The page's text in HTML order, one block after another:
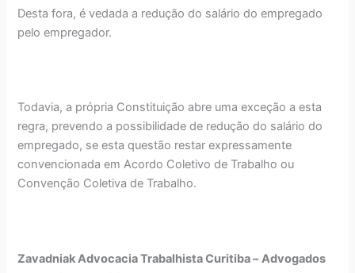
Desta fora, é vedada a redução do salário do empregado
pelo empregador.
Todavia, a própria Constituição abre uma exceção a esta
regra, prevendo a possibilidade de redução do salário do
empregado, se esta questão restar expressamente
convencionada em Acordo Coletivo de Trabalho ou
Convenção Coletiva de Trabalho.
Zavadniak Advocacia Trabalhista Curitiba – Advogados